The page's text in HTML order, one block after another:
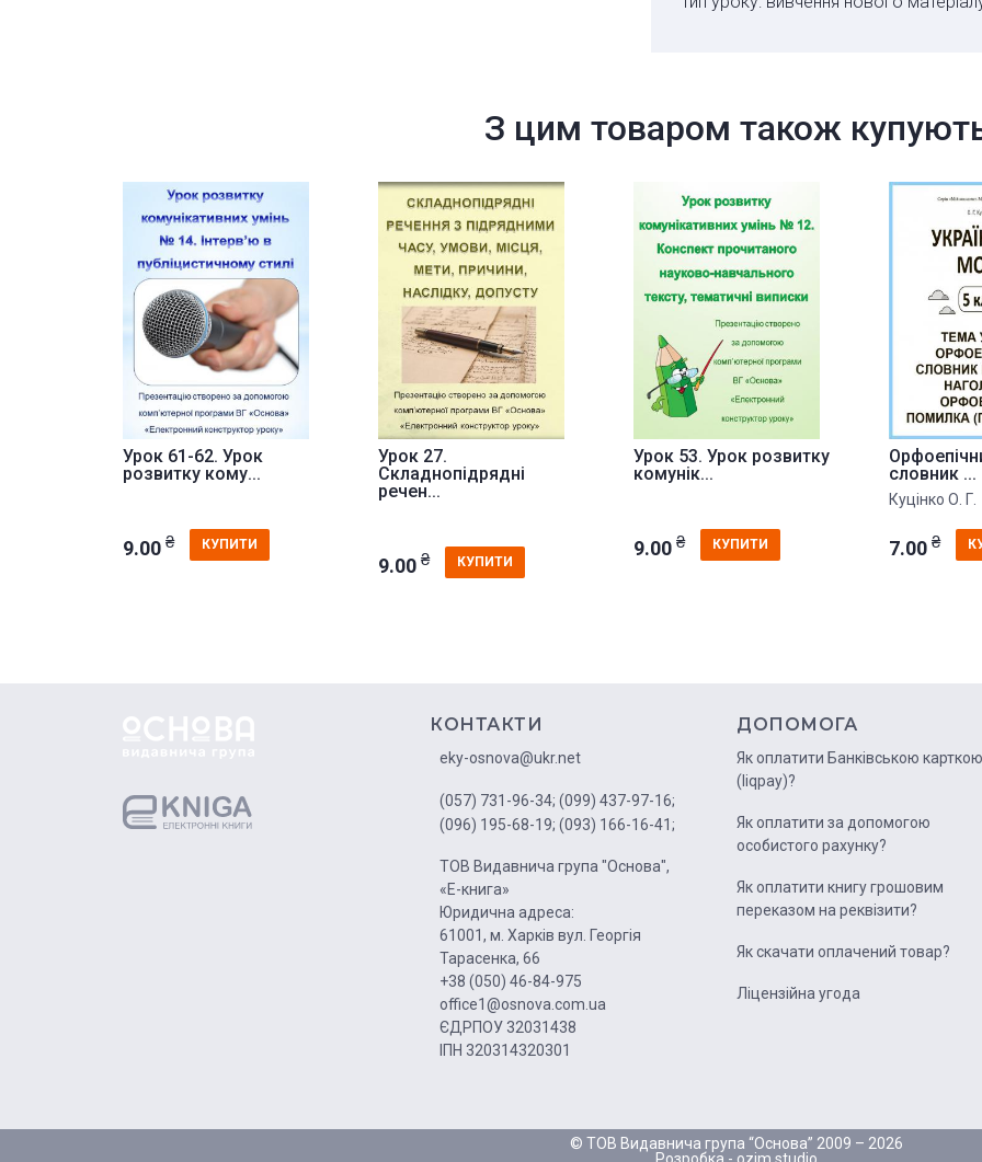
З цим товаром також
Урок 61-62. Урок
розвитку кому...
9.00 ₴ КУПИТИ
Урок 27.
Складнопідрядні
речен...
9.00 ₴ КУПИТИ
Урок 53. Урок розвитку
комунік...
9.00 ₴ КУПИТИ
словник ...
Куцінко О. Г.
7.00 ₴
КОНТАКТИ
eky-osnova@ukr.net
(057) 731-96-34; (099) 437-97-16;
(096) 195-68-19; (093) 166-16-41;
ТОВ Видавнича група "Основа",
«Е-книга»
Юридична адреса:
61001, м. Харків вул. Георгія
Тарасенка, 66
+38 (050) 46-84-975
office1@osnova.com.ua
ЄДРПОУ 32031438
ІПН 320314320301
ДОПОМОГА
Як оплатити Банківською карткою
(liqpay)?
Як оплатити за допомогою
особистого рахунку?
Як оплатити книгу грошовим
переказом на реквізити?
Як скачати оплачений товар?
Ліцензійна угода
© ТОВ Видавнича група “Основа” 2009 – 2026